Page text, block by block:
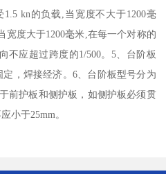
kn的负载,当宽度不大于1200毫
宽度大于1200毫米,在每一个对称的
不应超过跨度的1/500。5、台阶板
，焊接经济。6、台阶板型号分为
前护板和侧护板，如侧护板必须贯
小于25mm。